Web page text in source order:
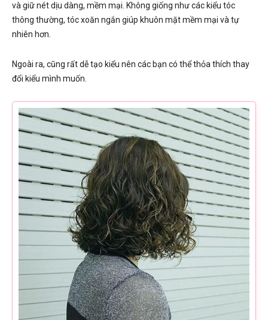
và giữ nét dịu dàng, mềm mại. Không giống như các kiểu tóc
thông thường, tóc xoăn ngắn giúp khuôn mặt mềm mại và tự
nhiên hơn.
Ngoài ra, cũng rất dễ tạo kiểu nên các bạn có thể thỏa thích thay
đổi kiểu mình muốn.